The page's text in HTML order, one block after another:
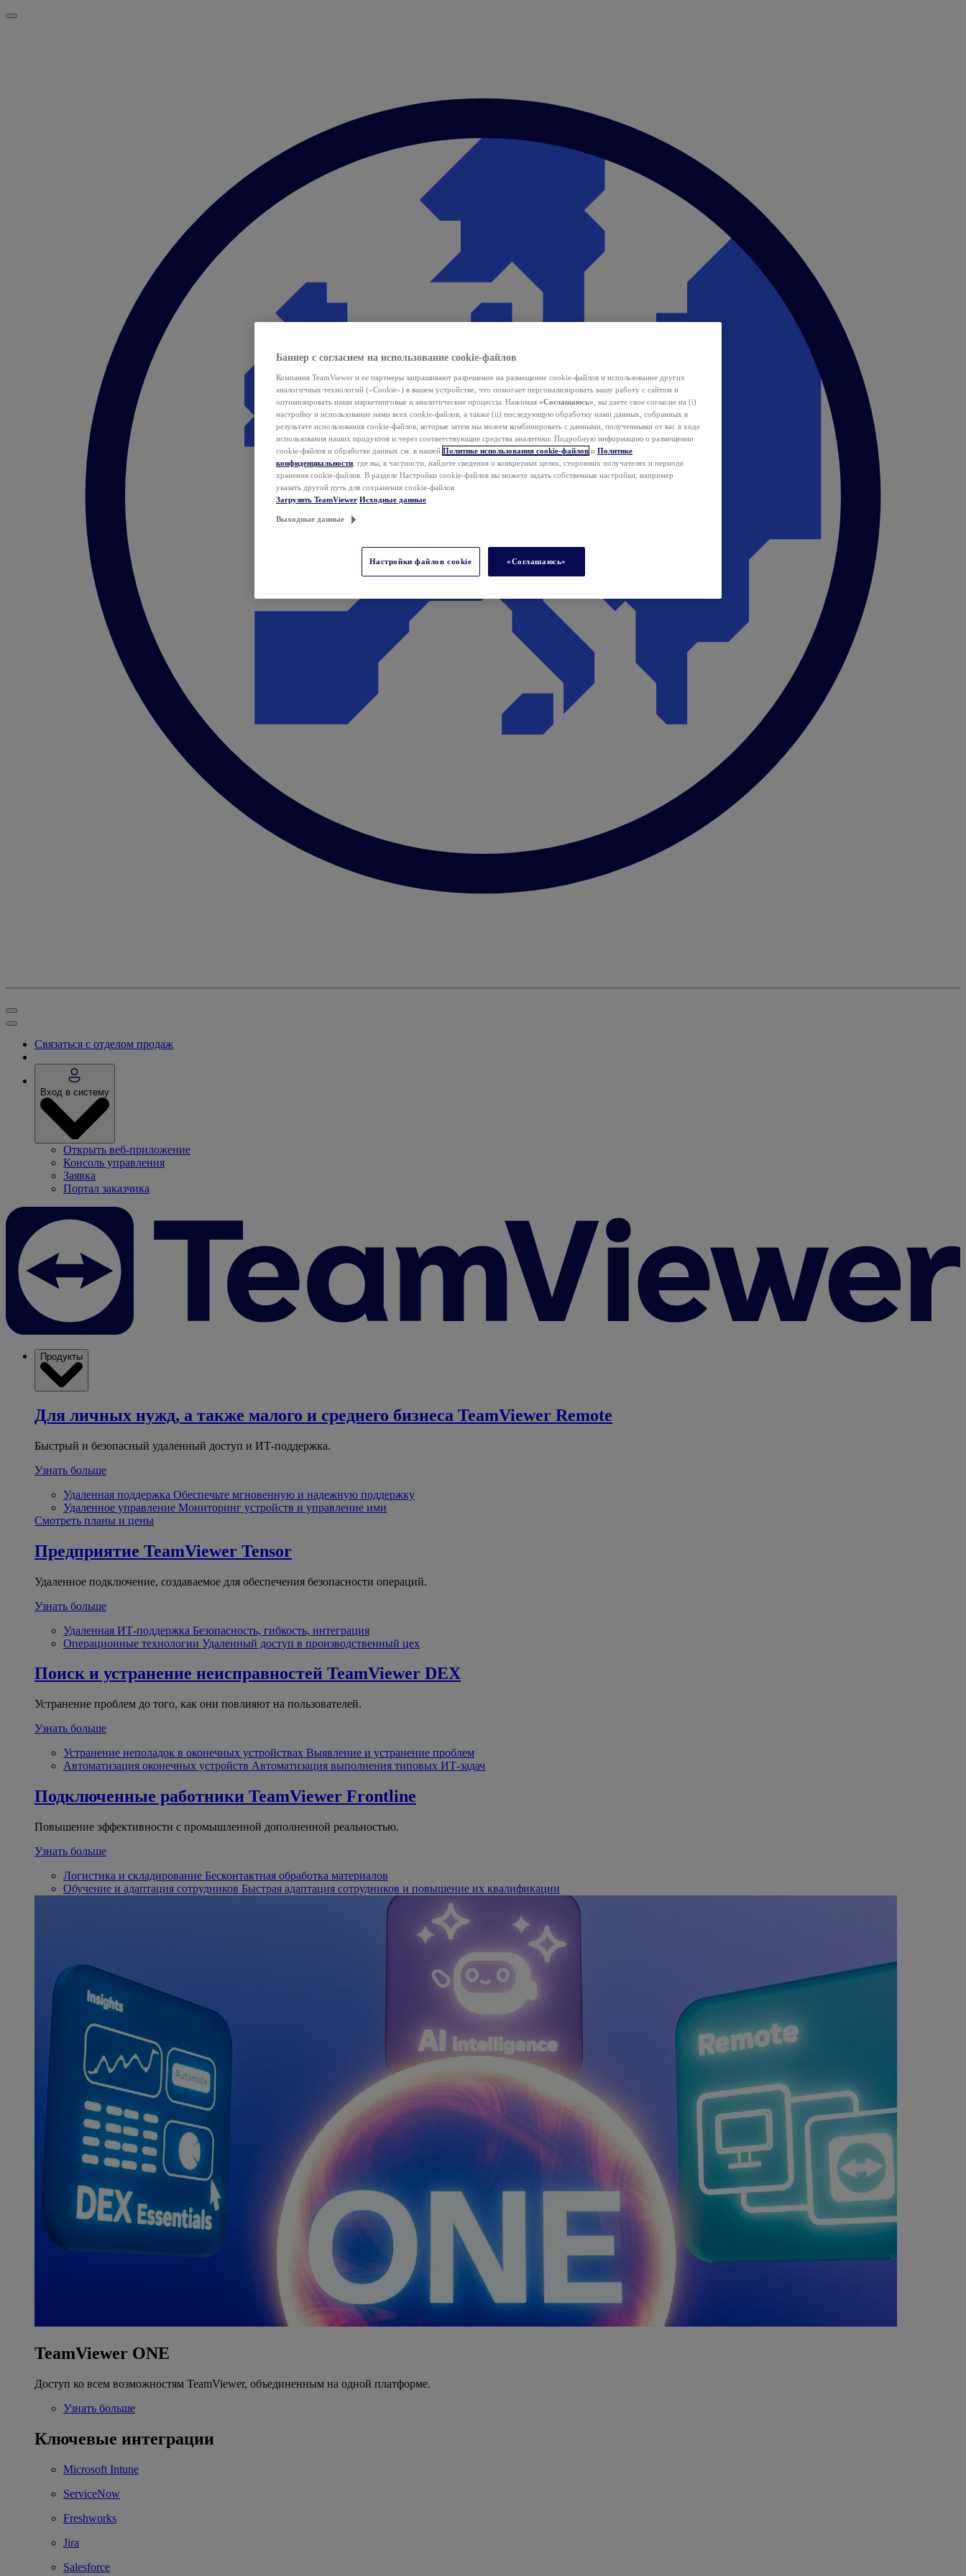
Связаться с отделом продаж
Вход в систему
Открыть веб-приложение
Консоль управления
Заявка
Портал заказчика
Продукты
Для личных нужд, а также малого и среднего бизнеса TeamViewer Remote
Быстрый и безопасный удаленный доступ и ИТ-поддержка.
Узнать больше
Удаленная поддержка Обеспечьте мгновенную и надежную поддержку
Удаленное управление Мониторинг устройств и управление ими
Смотреть планы и цены
Предприятие TeamViewer Tensor
Удаленное подключение, создаваемое для обеспечения безопасности операций.
Узнать больше
Удаленная ИТ-поддержка Безопасность, гибкость, интеграция
Операционные технологии Удаленный доступ в производственный цех
Поиск и устранение неисправностей TeamViewer DEX
Устранение проблем до того, как они повлияют на пользователей.
Узнать больше
Устранение неполадок в оконечных устройствах Выявление и устранение проблем
Автоматизация оконечных устройств Автоматизация выполнения типовых ИТ-задач
Подключенные работники TeamViewer Frontline
Повышение эффективности с промышленной дополненной реальностью.
Узнать больше
Логистика и складирование Бесконтактная обработка материалов
Обучение и адаптация сотрудников Быстрая адаптация сотрудников и повышение их квалификации
TeamViewer ONE
Доступ ко всем возможностям TeamViewer, объединенным на одной платформе.
Узнать больше
Ключевые интеграции
Microsoft Intune
ServiceNow
Freshworks
Jira
Salesforce
Баннер с согласием на использование cookie-файлов
Компания TeamViewer и ее партнеры запрашивают разрешение на размещение cookie-файлов и использование других
аналогичных технологий («Cookie») в вашем устройстве, что помогает персонализировать вашу работу с сайтом и
оптимизировать наши маркетинговые и аналитические процессы. Нажимая «Соглашаюсь» , вы даете свое согласие на (i)
настройку и использование нами всех cookie-файлов, а также (ii) последующую обработку нами данных, собранных в
результате использования cookie-файлов, которые затем мы можем комбинировать с данными, полученными от вас в ходе
использования наших продуктов и через соответствующие средства аналитики. Подробную информацию о размещении
cookie-файлов и обработке данных см. в нашей Политике использования cookie-файлов и Политике
конфиденциальности , где вы, в частности, найдете сведения о конкретных целях, сторонних получателях и периоде
хранения cookie-файлов. В разделе Настройки cookie-файлов вы можете задать собственные настройки, например
указать другой путь для сохранения cookie-файлов.
Загрузить TeamViewer Исходные данные
Выходные данные
Настройки файлов cookie «Соглашаюсь»